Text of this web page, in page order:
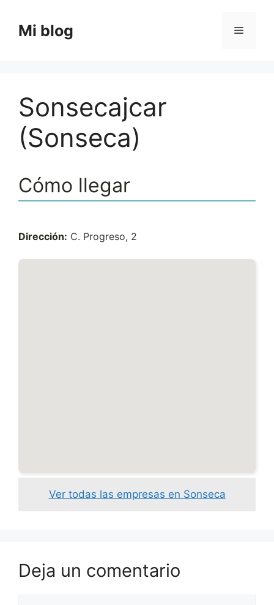
contenido
Mi blog Menú
Sonsecajcar
(Sonseca)
Cómo llegar
Dirección: C. Progreso, 2
Ver todas las empresas en Sonseca
Deja un comentario